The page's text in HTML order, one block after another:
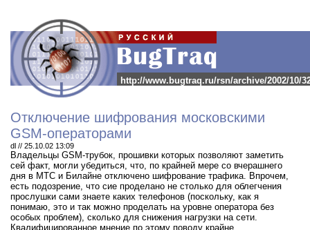
http://www.bugtraq.ru/rsn/archive/2002/10/
Отключение шифрования московскими
GSM-операторами
dl // 25.10.02 13:09
Владельцы GSM-трубок, прошивки которых позволяют заметить
сей факт, могли убедиться, что, по крайней мере со вчерашнего
дня в МТС и Билайне отключено шифрование трафика. Впрочем,
есть подозрение, что сие проделано не столько для облегчения
прослушки сами знаете каких телефонов (поскольку, как я
понимаю, это и так можно проделать на уровне оператора без
особых проблем), сколько для снижения нагрузки на сети.
Квалифицированное мнение по этому поводу крайне